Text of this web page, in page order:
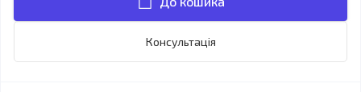
Консультація